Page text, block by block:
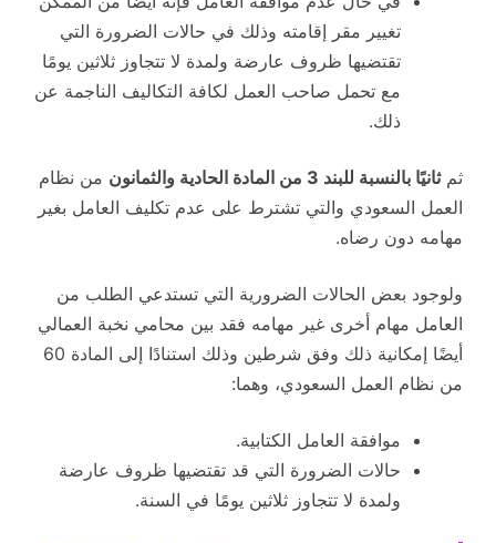
تغيير مقر إقامته وذلك في حالات الضرورة التي
تقتضيها ظروف عارضة ولمدة لا تتجاوز ثلاثين يومًا
مع تحمل صاحب العمل لكافة التكاليف الناجمة عن
ذلك.
ثمثانيًا بالنسبة للبند 3 من المادة الحادية والثمانون
من نظام
العمل السعودي والتي تشترط على عدم تكليف العامل بغير
مهامه دون رضاه.
ولوجود بعض الحالات الضرورية التي تستدعي الطلب من
العامل مهام أخرى غير مهامه فقد بين محامي نخبة العمالي
أيضًا إمكانية ذلك وفق شرطين وذلك استنادًا إلى المادة 60
من نظام العمل السعودي، وهما:
موافقة العامل الكتابية.
حالات الضرورة التي قد تقتضيها ظروف عارضة
ولمدة لا تتجاوز ثلاثين يومًا في السنة.